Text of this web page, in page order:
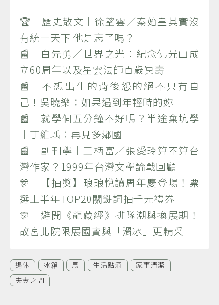
🏆 歷史散文｜徐望雲／秦始皇其實沒
有統一天下 他是忘了嗎？
📰 白先勇／世界之光：紀念佛光山成
立60周年以及星雲法師百歲冥壽
📰 不想出生的背後怨的絕不只有自
己！吳曉樂：如果遇到年輕時的妳
📰 就學個五分鐘不好嗎？半途棄坑學
｜丁維瑀：再見多鄰國
📰 副刊學｜王柄富／張愛玲算不算台
灣作家？1999年台灣文學論戰回顧
🎊 【抽獎】琅琅悅讀周年慶登場！票
選上半年TOP20關鍵詞抽千元禮券
🎊 避開《龍藏經》排隊潮與換展期！
故宮北院限展國寶與「滑冰」更精采
退休 冰箱 馬 生活點滴
家事清潔
夫妻之間